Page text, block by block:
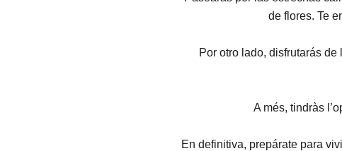
de flores. Te
Por otro lado, disfrutarás
A més, tindràs
En definitiva, prepárate para